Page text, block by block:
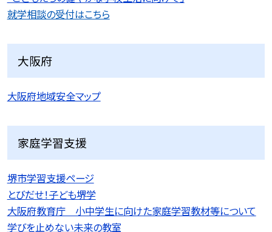
就学相談の受付はこちら
大阪府
大阪府地域安全マップ
家庭学習支援
堺市学習支援ページ
とびだせ！子ども堺学
大阪府教育庁 小中学生に向けた家庭学習教材等について
学びを止めない未来の教室